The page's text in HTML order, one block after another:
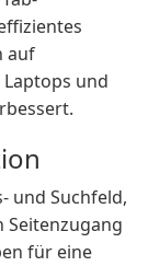
auf
und
und Suchfeld,
Seitenzugang
für eine